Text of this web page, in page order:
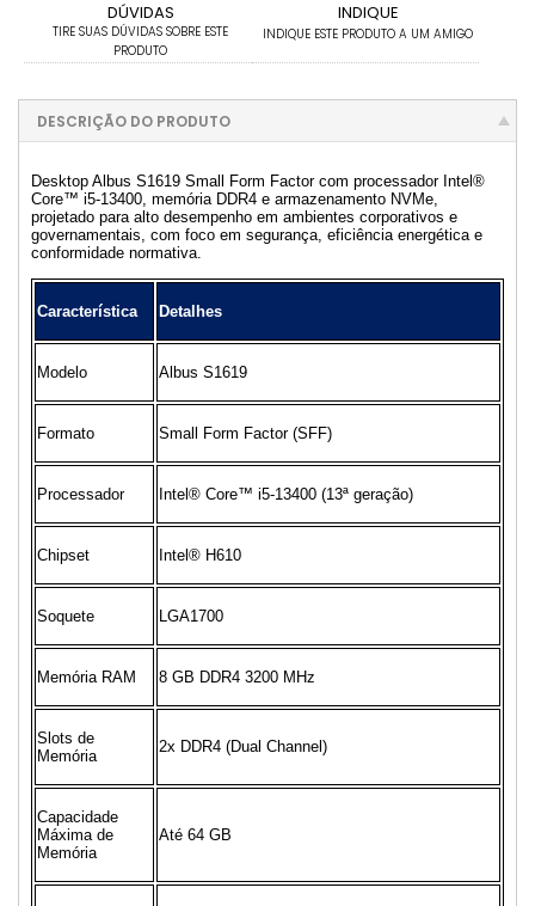
DÚVIDAS
TIRE SUAS DÚVIDAS SOBRE ESTE
PRODUTO
INDIQUE
INDIQUE ESTE PRODUTO A UM AMIGO
DESCRIÇÃO DO PRODUTO
Desktop Albus S1619 Small Form Factor com processador Intel®
Core™ i5-13400, memória DDR4 e armazenamento NVMe,
projetado para alto desempenho em ambientes corporativos e
governamentais, com foco em segurança, eficiência energética e
conformidade normativa.
Característica Detalhes
Modelo Albus S1619
Formato Small Form Factor (SFF)
Processador Intel® Core™ i5-13400 (13ª geração)
Chipset Intel® H610
Soquete LGA1700
Memória RAM 8 GB DDR4 3200 MHz
Slots de
Memória
2x DDR4 (Dual Channel)
Capacidade
Máxima de
Memória
Até 64 GB